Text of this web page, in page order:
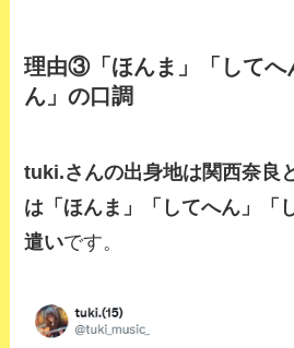
理由③「ほんま」「してへ
ん」の口調
tuki.さんの出身地は関西奈良
は 「ほんま」「してへん」「
遣いです。